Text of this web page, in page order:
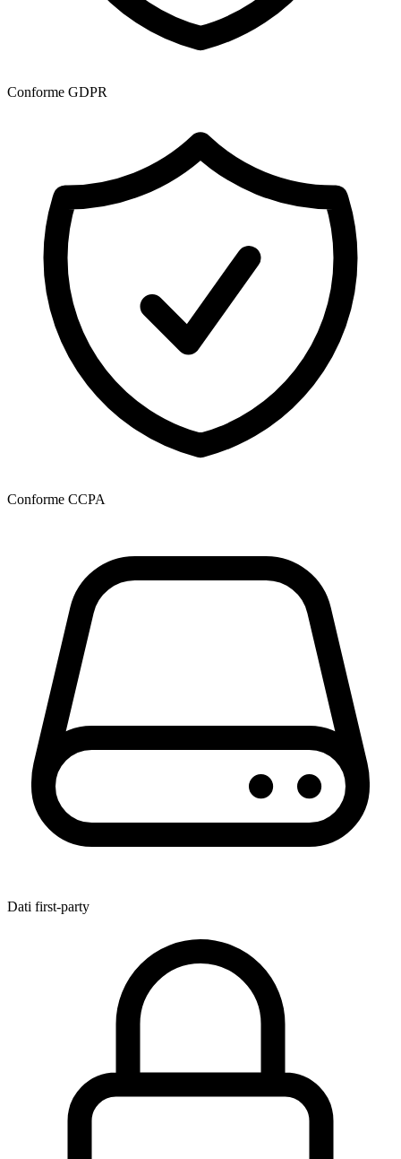
Conforme GDPR
Conforme CCPA
Dati first-party